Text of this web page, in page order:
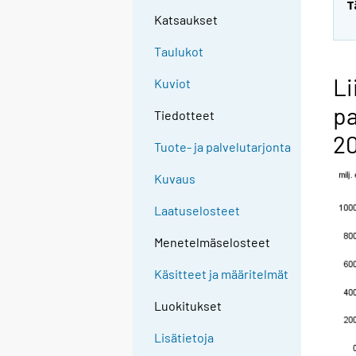
Katsaukset
Taulukot
Kuviot
Tiedotteet
Tuote- ja palvelutarjonta
Kuvaus
Laatuselosteet
Menetelmäselosteet
Käsitteet ja määritelmät
Luokitukset
Lisätietoja